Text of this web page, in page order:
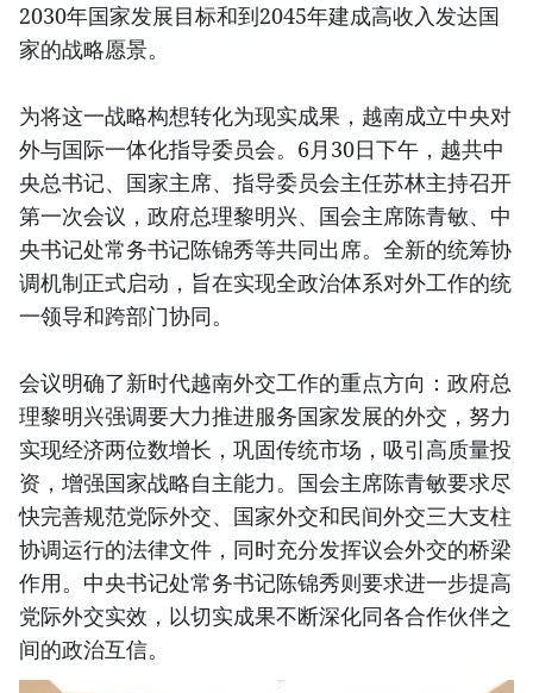
2030年国家发展目标和到2045年建成高收入发达国
家的战略愿景。
为将这一战略构想转化为现实成果，越南成立中央对
外与国际一体化指导委员会。6月30日下午，越共中
央总书记、国家主席、指导委员会主任苏林主持召开
第一次会议，政府总理黎明兴、国会主席陈青敏、中
央书记处常务书记陈锦秀等共同出席。全新的统筹协
调机制正式启动，旨在实现全政治体系对外工作的统
一领导和跨部门协同。
会议明确了新时代越南外交工作的重点方向：政府总
理黎明兴强调要大力推进服务国家发展的外交，努力
实现经济两位数增长，巩固传统市场，吸引高质量投
资，增强国家战略自主能力。国会主席陈青敏要求尽
快完善规范党际外交、国家外交和民间外交三大支柱
协调运行的法律文件，同时充分发挥议会外交的桥梁
作用。中央书记处常务书记陈锦秀则要求进一步提高
党际外交实效，以切实成果不断深化同各合作伙伴之
间的政治互信。